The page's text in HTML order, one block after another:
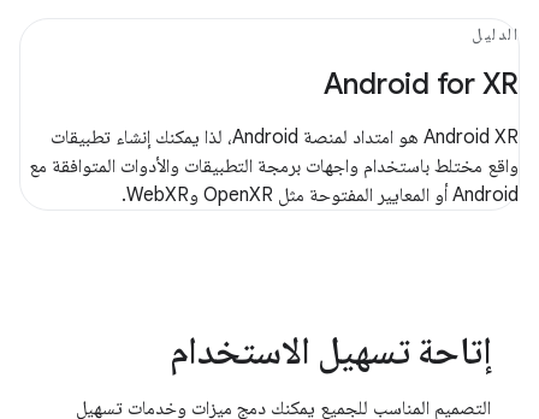
الدليل
‫Android for XR
‫Android XR هو امتداد لمنصة Android، لذا يمكنك إنشاء تطبيقات
واقع مختلط باستخدام واجهات برمجة التطبيقات والأدوات المتوافقة مع
Android أو المعايير المفتوحة مثل OpenXR وWebXR.
إتاحة تسهيل الاستخدام
التصميم المناسب للجميع يمكنك دمج ميزات وخدمات تسهيل